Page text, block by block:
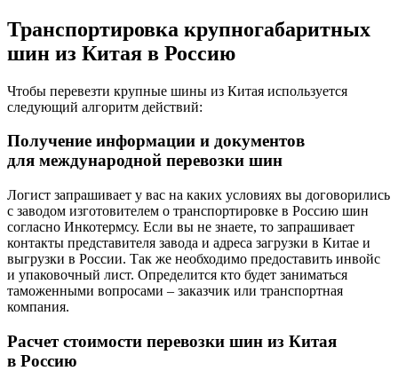
Транспортировка крупногабаритных
шин из Китая в Россию
Чтобы перевезти крупные шины из Китая используется
следующий алгоритм действий:
Получение информации и документов
для международной перевозки шин
Логист запрашивает у вас на каких условиях вы договорились
с заводом изготовителем о транспортировке в Россию шин
согласно Инкотермсу. Если вы не знаете, то запрашивает
контакты представителя завода и адреса загрузки в Китае и
выгрузки в России. Так же необходимо предоставить инвойс
и упаковочный лист. Определится кто будет заниматься
таможенными вопросами – заказчик или транспортная
компания.
Расчет стоимости перевозки шин из Китая
в Россию